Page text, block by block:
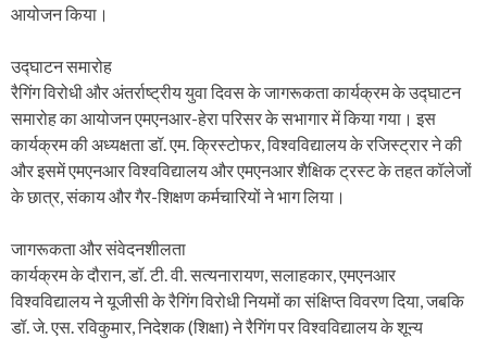
आयोजन किया।
उद्घाटन समारोह
रैगिंग विरोधी और अंतर्राष्ट्रीय युवा दिवस के जागरूकता कार्यक्रम के उद्घाटन
समारोह का आयोजन एमएनआर-हेरा परिसर के सभागार में किया गया। इस
कार्यक्रम की अध्यक्षता डॉ. एम. क्रिस्टोफर, विश्वविद्यालय के रजिस्ट्रार ने की
और इसमें एमएनआर विश्वविद्यालय और एमएनआर शैक्षिक ट्रस्ट के तहत कॉलेजों
के छात्र, संकाय और गैर-शिक्षण कर्मचारियों ने भाग लिया।
जागरूकता और संवेदनशीलता
कार्यक्रम के दौरान, डॉ. टी. वी. सत्यनारायण, सलाहकार, एमएनआर
विश्वविद्यालय ने यूजीसी के रैगिंग विरोधी नियमों का संक्षिप्त विवरण दिया, जबकि
डॉ. जे. एस. रविकुमार, निदेशक (शिक्षा) ने रैगिंग पर विश्वविद्यालय के शून्य